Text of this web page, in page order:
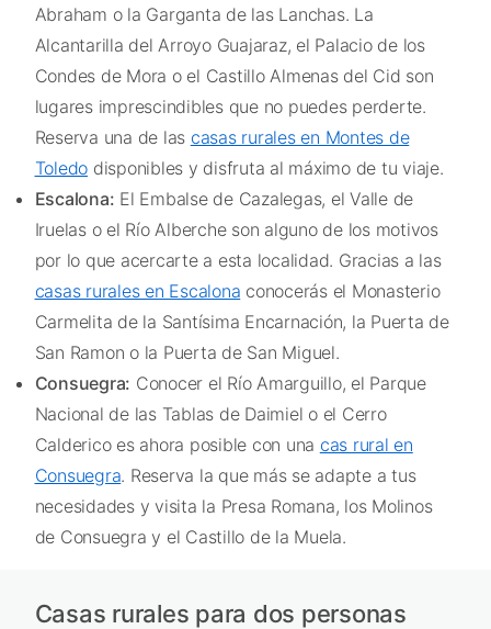
Abraham o la Garganta de las Lanchas. La
Alcantarilla del Arroyo Guajaraz, el Palacio de los
Condes de Mora o el Castillo Almenas del Cid son
lugares imprescindibles que no puedes perderte.
Reserva una de las casas rurales en Montes de
Toledo disponibles y disfruta al máximo de tu viaje.
Escalona: El Embalse de Cazalegas, el Valle de
Iruelas o el Río Alberche son alguno de los motivos
por lo que acercarte a esta localidad. Gracias a las
casas rurales en Escalona conocerás el Monasterio
Carmelita de la Santísima Encarnación, la Puerta de
San Ramon o la Puerta de San Miguel.
Consuegra: Conocer el Río Amarguillo, el Parque
Nacional de las Tablas de Daimiel o el Cerro
Calderico es ahora posible con una cas rural en
Consuegra. Reserva la que más se adapte a tus
necesidades y visita la Presa Romana, los Molinos
de Consuegra y el Castillo de la Muela.
Casas rurales para dos personas